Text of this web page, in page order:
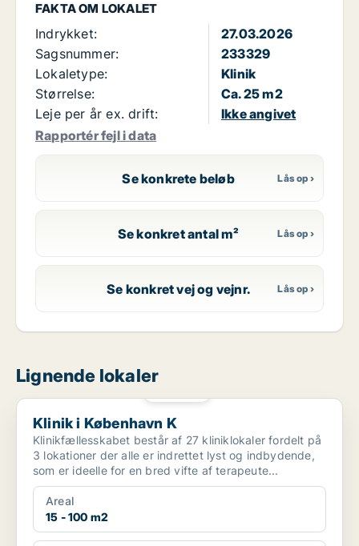
FAKTA OM LOKALET
Indrykket:
27.03.2026
Sagsnummer:
233329
Lokaletype:
Klinik
Størrelse:
Ca. 25 m2
Leje per år ex. drift:
Ikke angivet
Rapportér fejl i data
Se konkrete beløb
Se konkret antal m²
Se konkret vej og vejnr.
Lignende lokaler
Klinik i København K
Klinik i København K
Klinikfællesskabet består af 27 kliniklokaler fordelt på
3 lokationer der alle er indrettet lyst og indbydende,
som er ideelle for en bred vifte af terapeute...
Areal
15 - 100 m2